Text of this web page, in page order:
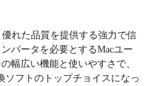
優れた品質を提供する強力で信
バータを必要とするMacユー
幅広い機能と使いやすさで、
ソフトのトップチョイスになっ